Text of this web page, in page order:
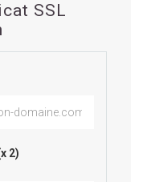
SSL
2)